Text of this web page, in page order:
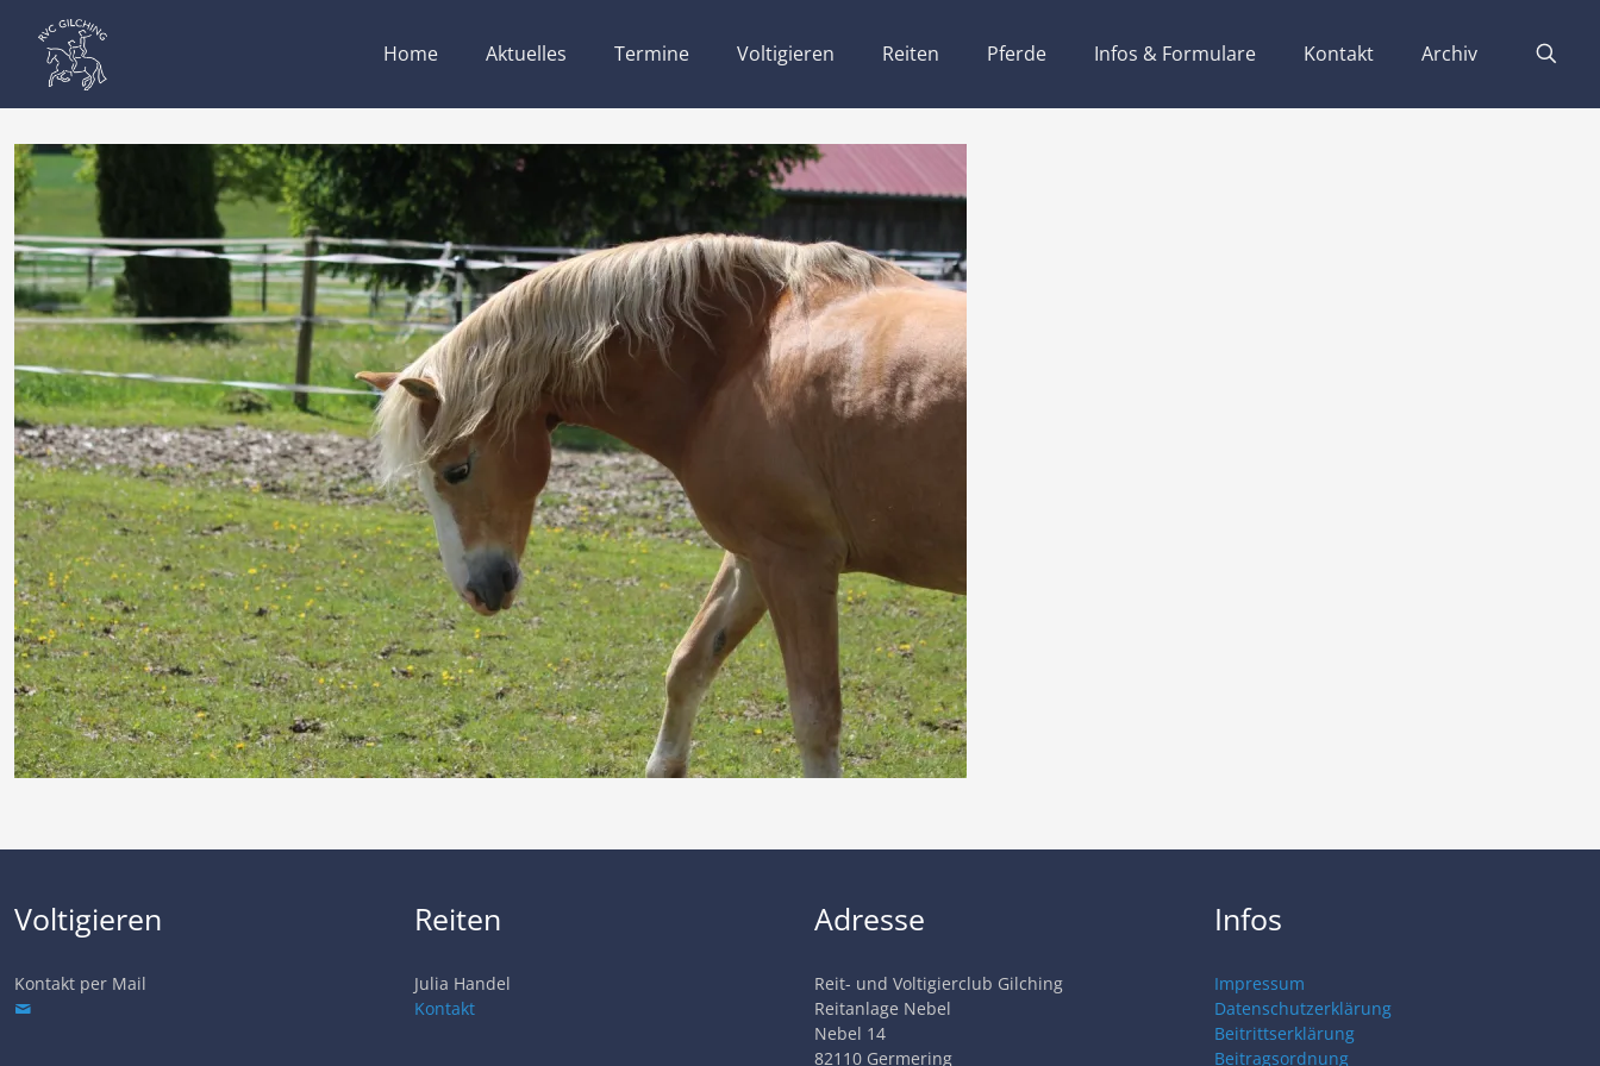
Home Aktuelles Termine Voltigieren Reiten Pferde Infos & Formulare Kontakt Archiv
Voltigieren
Kontakt per Mail
Reiten
Julia Handel
Kontakt
Adresse
Reit- und Voltigierclub Gilching
Reitanlage Nebel
Nebel 14
82110 Germering
Infos
Impressum
Datenschutzerklärung
Beitrittserklärung
Beitragsordnung